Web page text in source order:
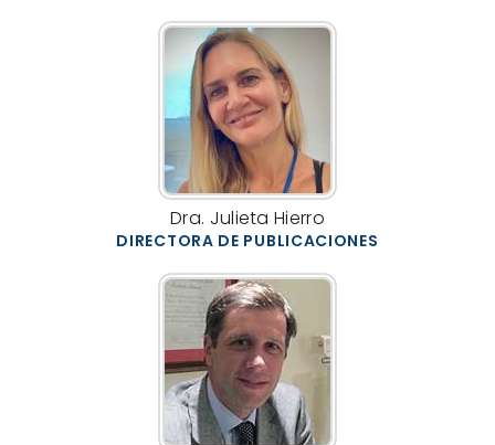
Dra. Julieta Hierro
DIRECTORA DE PUBLICACIONES